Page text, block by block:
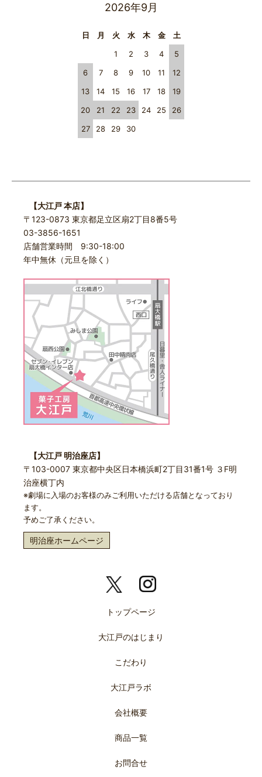
2026年9月
日 月 火 水 木 金
土
1
2 3 4
5
6
7 8 9 10 11
12
13
14 15 16 17 18
19
20
21 22 23 24 25
26
27
28 29 30
【大江戸 本店】
〒123-0873 東京都足立区扇2丁目8番5号
03-3856-1651
店舗営業時間 9:30-18:00
年中無休（元旦を除く）
【大江戸 明治座店】
〒103-0007 東京都中央区日本橋浜町2丁目31番1号 ３F明
治座横丁内
※劇場に入場のお客様のみご利用いただける店舗となっており
ます。
予めご了承ください。
明治座ホームページ
トップページ
大江戸のはじまり
こだわり
大江戸ラボ
会社概要
商品一覧
お問合せ